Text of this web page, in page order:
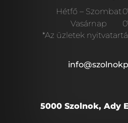
Hétfő – Szombat
Vasárnap
*Az üzletek
5000 Szolnok, Ady